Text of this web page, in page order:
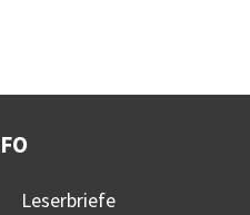
Leserbriefe